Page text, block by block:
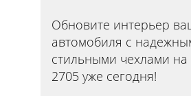
Обновите интерьер
автомобиля с
стильными чехлами на
2705 уже сегодня!